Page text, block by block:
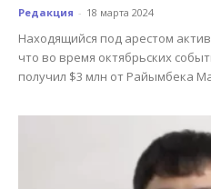
Редакция - 18 марта 2024
Находящийся под арестом
что во время октябрьских
получил $3 млн от Райымбека